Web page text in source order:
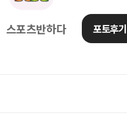
포토후기
스포츠반하다